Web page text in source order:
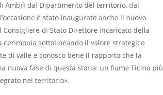
Ambrì dal Dipartimento del territorio, dal
è stato inaugurato anche il nuovo
Consigliere di Stato Direttore incaricato della
sottolineando il valore strategico
di valle e conosco bene il rapporto che la
nuova fase di questa storia: un fiume Ticino più
nel territorio».